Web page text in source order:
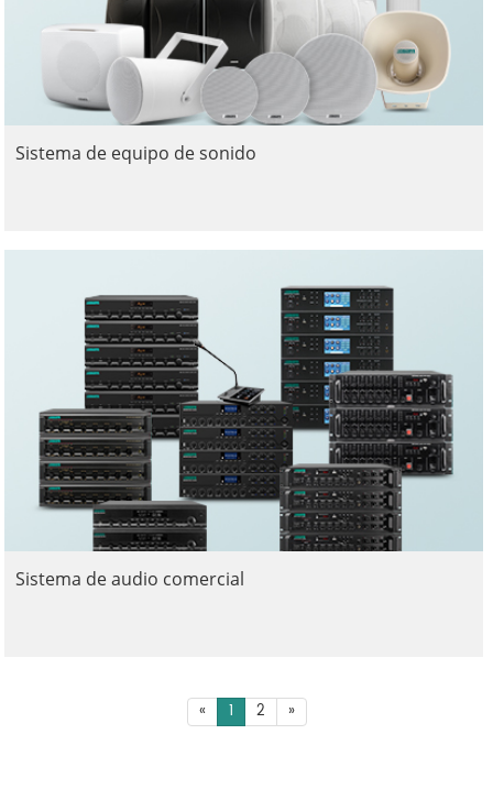
Sistema de equipo de sonido
Sistema de audio comercial
« 1 2 »